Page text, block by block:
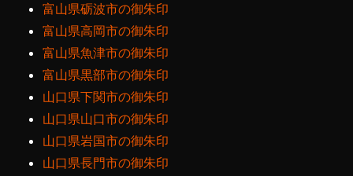
富山県砺波市の御朱印
富山県高岡市の御朱印
富山県魚津市の御朱印
富山県黒部市の御朱印
山口県下関市の御朱印
山口県山口市の御朱印
山口県岩国市の御朱印
山口県長門市の御朱印